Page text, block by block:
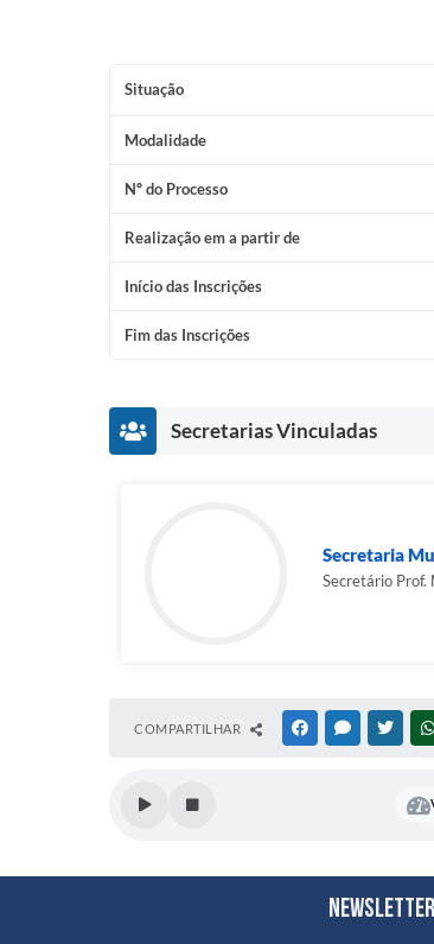
Situação
Modalidade
Nº do Processo
Realização em a partir de
Início das Inscrições
Fim das Inscrições
Secretarias Vinculadas
Secretaria
Secretário Prof.
COMPARTILHAR FACEBOOKMESSENGER
Newsletter